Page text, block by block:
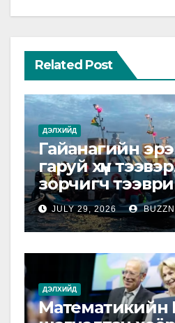
Related Post
ДЭЛХИЙД
Гайанагийн
гаруй хүн
зорчигч
живжээ
JULY 29, 2026
ДЭЛХИЙД
Математикийн